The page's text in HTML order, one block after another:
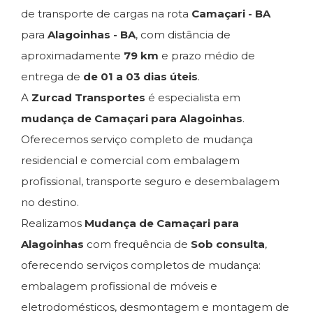
de transporte de cargas na rota Camaçari - BA
para Alagoinhas - BA, com distância de
aproximadamente 79 km e prazo médio de
entrega de de 01 a 03 dias úteis.
A Zurcad Transportes é especialista em
mudança de Camaçari para Alagoinhas.
Oferecemos serviço completo de mudança
residencial e comercial com embalagem
profissional, transporte seguro e desembalagem
no destino.
Realizamos Mudança de Camaçari para
Alagoinhas com frequência de Sob consulta,
oferecendo serviços completos de mudança:
embalagem profissional de móveis e
eletrodomésticos, desmontagem e montagem de